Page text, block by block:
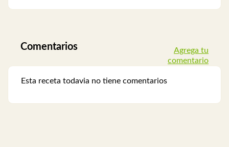
Comentarios
Agrega tu
comentario
Esta receta todavia no tiene comentarios